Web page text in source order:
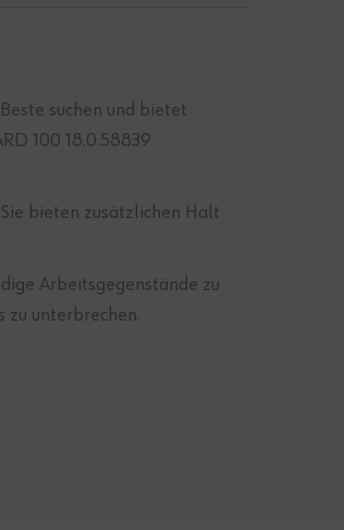
suchen und bietet
100 18.0.58839
bieten zusätzlichen Halt
Arbeitsgegenstände zu
zu unterbrechen.